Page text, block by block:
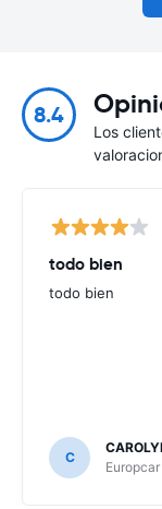
8.4
Los
todo bien
todo bien
C